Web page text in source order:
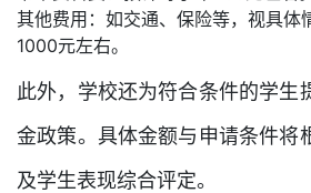
其他费用：如交通、保险等，视具体
1000元左右。
此外，学校还为符合条件的学生
金政策。具体金额与申请条件将
及学生表现综合评定。